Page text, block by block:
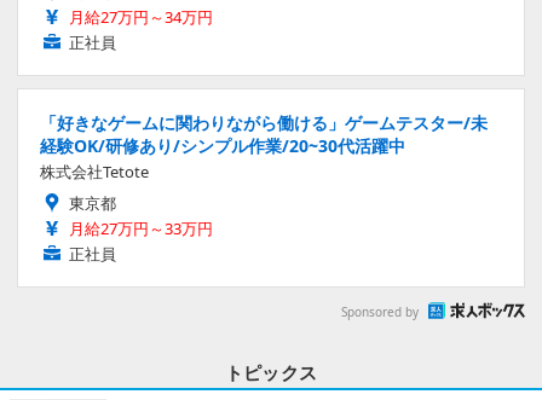
月給27万円～34万円
正社員
「好きなゲームに関わりながら働ける」ゲームテスター/未
経験OK/研修あり/シンプル作業/20~30代活躍中
株式会社Tetote
東京都
月給27万円～33万円
正社員
Sponsored by
トピックス